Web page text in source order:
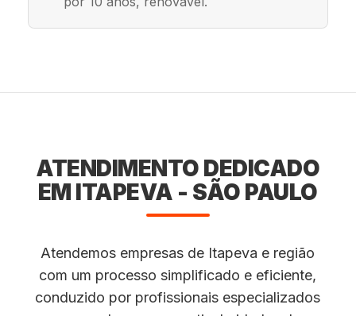
ATENDIMENTO DEDICADO
EM ITAPEVA - SÃO PAULO
Atendemos empresas de Itapeva e região
com um processo simplificado e eficiente,
conduzido por profissionais especializados